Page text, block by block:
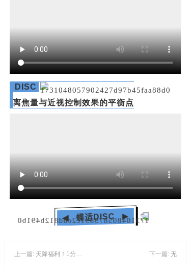
DISC
离焦量与近视控制效果的平衡点
◀ 蝶适DISC ▶
上一篇: 天降福利！1分钟速领礼品盲盒 下一篇: 无